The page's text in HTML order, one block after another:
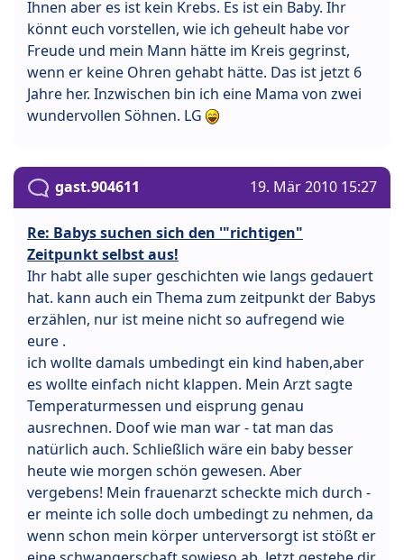
Ihnen aber es ist kein Krebs. Es ist ein Baby. Ihr
könnt euch vorstellen, wie ich geheult habe vor
Freude und mein Mann hätte im Kreis gegrinst,
wenn er keine Ohren gehabt hätte. Das ist jetzt 6
Jahre her. Inzwischen bin ich eine Mama von zwei
wundervollen Söhnen. LG
gast.904611 19. Mär 2010 15:27
Re: Babys suchen sich den '"richtigen"
Zeitpunkt selbst aus!
Ihr habt alle super geschichten wie langs gedauert
hat. kann auch ein Thema zum zeitpunkt der Babys
erzählen, nur ist meine nicht so aufregend wie
eure .
ich wollte damals umbedingt ein kind haben,aber
es wollte einfach nicht klappen. Mein Arzt sagte
Temperaturmessen und eisprung genau
ausrechnen. Doof wie man war - tat man das
natürlich auch. Schließlich wäre ein baby besser
heute wie morgen schön gewesen. Aber
vergebens! Mein frauenarzt scheckte mich durch -
er meinte ich solle doch umbedingt zu nehmen, da
wenn schon mein körper unterversorgt ist stößt er